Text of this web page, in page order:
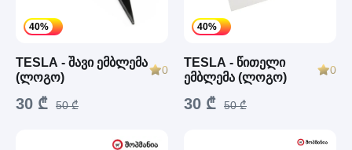
40%
TESLA - შავი ემბლემა
(ლოგო)
0
30 ₾ 50 ₾
40%
TESLA - წითელი
ემბლემა (ლოგო)
0
30 ₾ 50 ₾